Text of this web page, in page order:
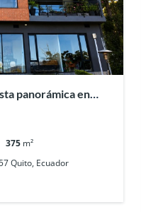
panorámica en
375 m²
Quito, Ecuador